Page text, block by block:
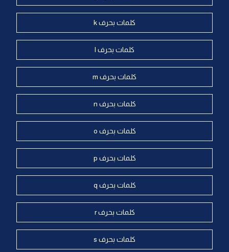
كلمات بحرف k
كلمات بحرف l
كلمات بحرف m
كلمات بحرف n
كلمات بحرف o
كلمات بحرف p
كلمات بحرف q
كلمات بحرف r
كلمات بحرف s